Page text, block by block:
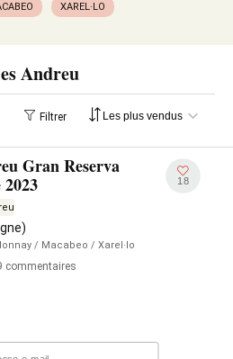
XAREL·LO
Andreu
Filtrer
Gran Reserva
/ Macabeo / Xarel·lo
commentaires
18